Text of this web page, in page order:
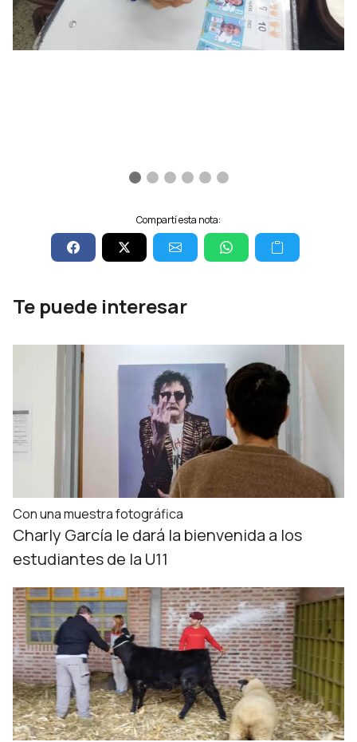
Compartí esta nota:
Te puede interesar
Con una muestra fotográfica
Charly García le dará la bienvenida a los
estudiantes de la U11